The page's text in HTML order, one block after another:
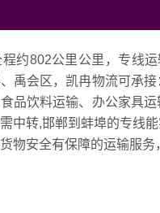
约802公里公里，专线
禹会区，凯冉物流可承
品饮料运输、办公家具
中转,邯郸到蚌埠的专线
物安全有保障的运输服